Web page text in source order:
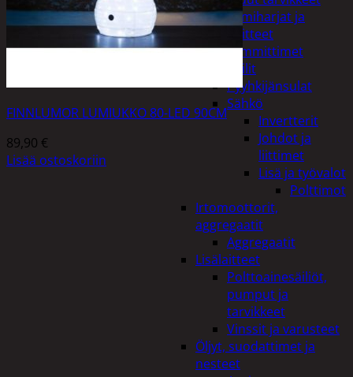
Lumiharjat ja
peitteet
Lämmittimet
Peilit
Pyyhkijänsulat
Sähkö
Invertterit
Johdot ja
liittimet
Lisä ja työvalot
Polttimot
Irtomoottorit,
aggregaatit
Aggregaatit
Lisälaitteet
Polttoainesäiliöt,
pumput ja
tarvikkeet
Vinssit ja varusteet
Öljyt, suodattimet ja
nesteet
FINNLUMOR LUMIUKKO 80-LED 90CM
89,90 €
Lisää ostoskoriin